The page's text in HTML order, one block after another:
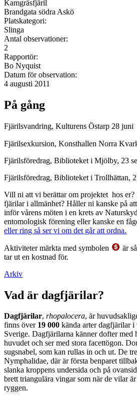
Kamgräsfjäril
Brandgata södra Askö
Platskategori:
Slinga
Antal observationer:
2
Rapportör:
Bo Nyquist
Datum för observation:
4 augusti 2011
På gång
Fjärilsvandring, Kulturens Östarp 28 juni
Fjärilsexkursion, Konsthallen Norra
Fjärilsföredrag, Biblioteket i Mjölby, 23
Fjärilsföredrag, Biblioteket i Trollhättan,
Vill ni att vi berättar om projektet hos er?
fjärilar i allmänhet? Håller ni kanske på
inför vårens möten i en krets av
entomologisk förening eller kanske en
eller ring så ser vi om det går att ordna.
Aktiviteter märkta med symbolen
är
tar ut en kostnad för.
Arkiv
Vad är dagfjärilar?
Dagfjärilar, rhopalocera, är
finns över 19 000 kända arter dagfjärilar
Sverige. Dagfjärilarna känner dofter med
huvudet och ser med stora facettögon.
sugsnabel, som kan rullas in och ut. De
Nymphalidae, där är första benparet
slanka kroppens undersida och på
brett triangulära vingar som när de vilar
ryggen.